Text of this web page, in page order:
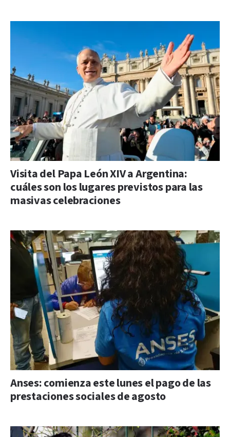
Visita del Papa León XIV a Argentina:
cuáles son los lugares previstos para las
masivas celebraciones
Anses: comienza este lunes el pago de las
prestaciones sociales de agosto